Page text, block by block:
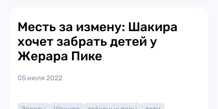
Месть за измену: Шакира
хочет забрать детей у
Жерара Пике
05 июля 2022